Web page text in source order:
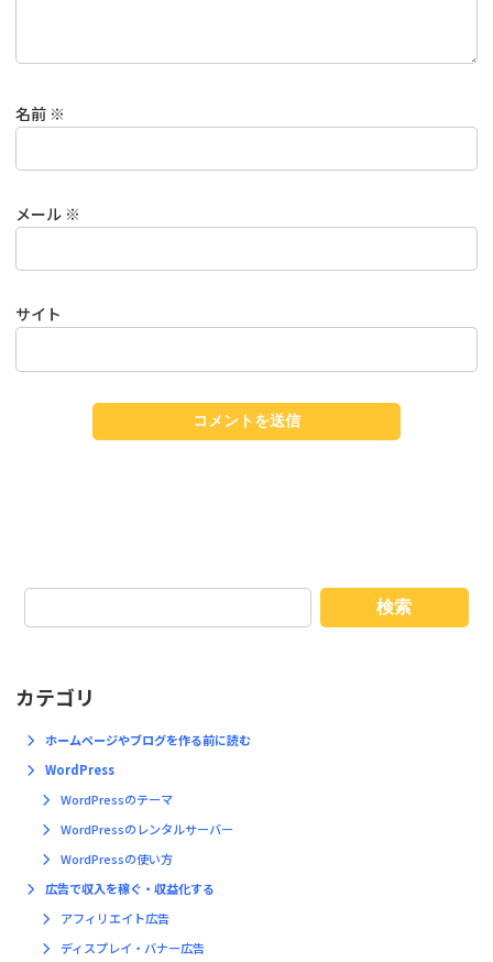
名前 ※
メール ※
サイト
検索
カテゴリ
ホームページやブログを作る前に読む
WordPress
WordPressのテーマ
WordPressのレンタルサーバー
WordPressの使い方
広告で収入を稼ぐ・収益化する
アフィリエイト広告
ディスプレイ・バナー広告